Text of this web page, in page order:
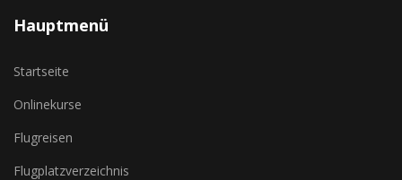
Hauptmenü
Startseite
Onlinekurse
Flugreisen
Flugplatzverzeichnis